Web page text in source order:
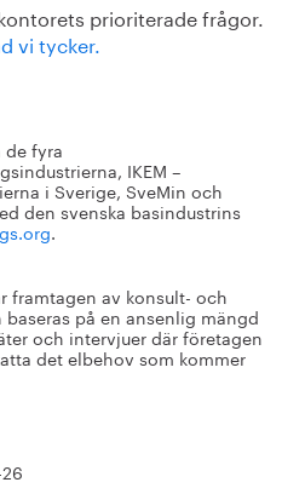
prioriterade frågor.
vi tycker.
de fyra
IKEM –
i Sverige, SveMin och
den svenska basindustrins
.
framtagen av konsult- och
på en ansenlig mängd
och intervjuer där företagen
det elbehov som kommer